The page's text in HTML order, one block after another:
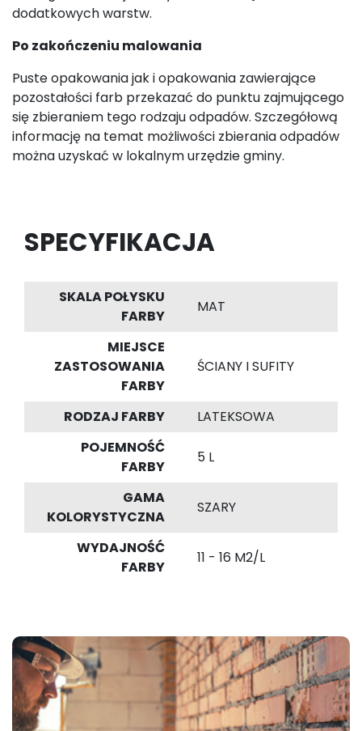
dodatkowych warstw.
Po zakończeniu malowania
Puste opakowania jak i opakowania zawierające
pozostałości farb przekazać do punktu zajmującego
się zbieraniem tego rodzaju odpadów. Szczegółową
informację na temat możliwości zbierania odpadów
można uzyskać w lokalnym urzędzie gminy.
SPECYFIKACJA
SKALA POŁYSKU
FARBY
MAT
MIEJSCE
ZASTOSOWANIA
FARBY
ŚCIANY I SUFITY
RODZAJ FARBY
LATEKSOWA
POJEMNOŚĆ
FARBY
5 L
GAMA
KOLORYSTYCZNA
SZARY
WYDAJNOŚĆ
FARBY
11 - 16 M2/L